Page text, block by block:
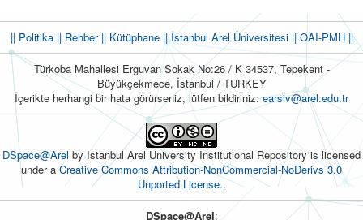
|| Politika|| Rehber|| Kütüphane|| İstanbul Arel Üniversitesi ||OAI-PMH ||
Türkoba Mahallesi Erguvan Sokak No:26 / K 34537, Tepekent -
Büyükçekmece, İstanbul / TURKEY
İçerikte herhangi bir hata görürseniz, lütfen bildiriniz:earsiv@arel.edu.tr
DSpace@Arel by Istanbul Arel University Institutional Repository is licensed
under a Creative Commons Attribution-NonCommercial-NoDerivs 3.0
Unported License..
DSpace@Arel: